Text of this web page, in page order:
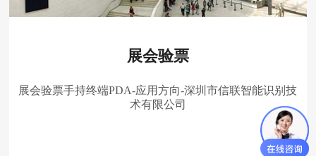
展会验票
展会验票手持终端PDA-应用方向-深圳市信联智能识别技
术有限公司